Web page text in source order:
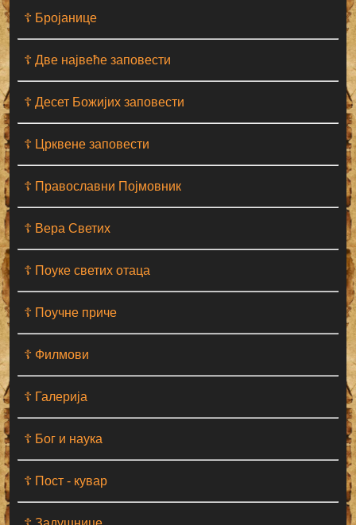
☦ Бројанице
☦ Две највеће заповести
☦ Десет Божијих заповести
☦ Црквене заповести
☦ Православни Појмовник
☦ Вера Светих
☦ Поуке светих отаца
☦ Поучне приче
☦ Филмови
☦ Галерија
☦ Бог и наука
☦ Пост - кувар